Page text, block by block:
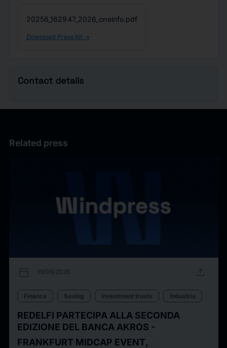
20256_162947_2026_oneinfo.pdf
Download Press Kit ->
Contact details
Related press
calendar_today 19/06/2026 upload
Finance Saving Investment trusts Industria
REDELFI PARTECIPA ALLA SECONDA
EDIZIONE DEL BANCA AKROS -
FRANKFURT MIDCAP EVENT,